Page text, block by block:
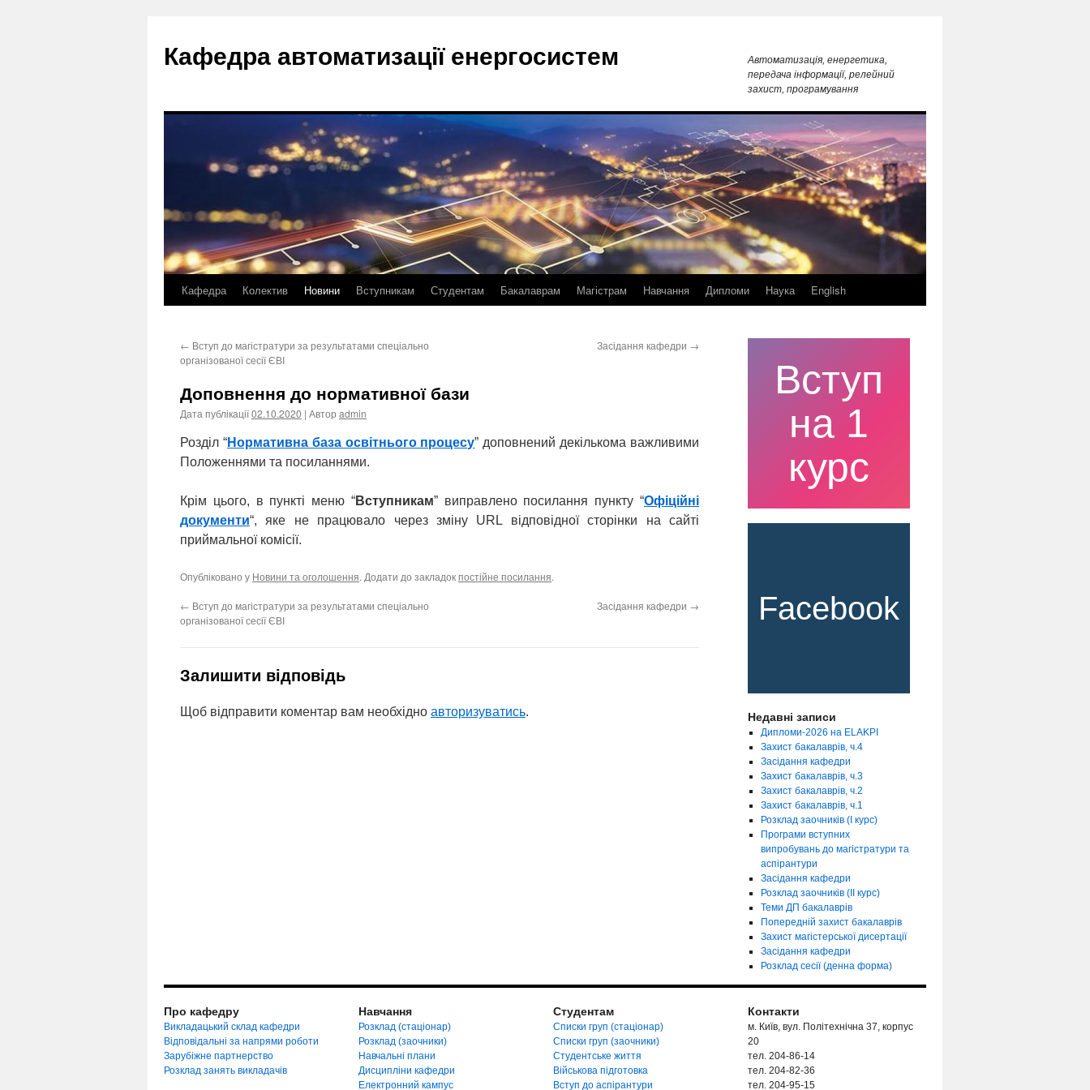
вмісту
Кафедра автоматизації енергосистем
Автоматизація, енергетика,
передача інформації, релейний
захист, програмування
Кафедра Колектив Новини Вступникам Студентам Бакалаврам Магістрам Навчання Дипломи Наука English
← Вступ до магістратури за результатами спеціально
організованої сесії ЄВІ
Засідання кафедри →
Доповнення до нормативної бази
Дата публікації02.10.2020 | Автор admin
Розділ “Нормативна база освітнього процесу” доповнений декількома важливими
Положеннями та посиланнями.
Крім цього, в пункті меню “Вступникам” виправлено посилання пункту “Офіційні
документи“, яке не працювало через зміну URL відповідної сторінки на сайті
приймальної комісії.
Опубліковано у Новини та оголошення. Додати до закладокпостійне посилання.
← Вступ до магістратури за результатами спеціально
організованої сесії ЄВІ
Засідання кафедри →
Залишити відповідь
Щоб відправити коментар вам необхідно авторизуватись.
Вступ
на 1
курс
Facebook
Недавні записи
Дипломи-2026 на ELAKPI
Захист бакалаврів, ч.4
Засідання кафедри
Захист бакалаврів, ч.3
Захист бакалаврів, ч.2
Захист бакалаврів, ч.1
Розклад заочників (І курс)
Програми вступних
випробувань до магістратури та
аспірантури
Засідання кафедри
Розклад заочників (ІІ курс)
Теми ДП бакалаврів
Попередній захист бакалаврів
Захист магістерської дисертації
Засідання кафедри
Розклад сесії (денна форма)
Про кафедру
Викладацький склад кафедри
Відповідальні за напрями роботи
Зарубіжне партнерство
Розклад занять викладачів
Навчання
Розклад (стаціонар)
Розклад (заочники)
Навчальні плани
Дисципліни кафедри
Електронний кампус
Студентам
Списки груп (стаціонар)
Списки груп (заочники)
Студентське життя
Військова підготовка
Вступ до аспірантури
Контакти
м. Київ, вул. Політехнічна 37, корпус
20
тел. 204-86-14
тел. 204-82-36
тел. 204-95-15